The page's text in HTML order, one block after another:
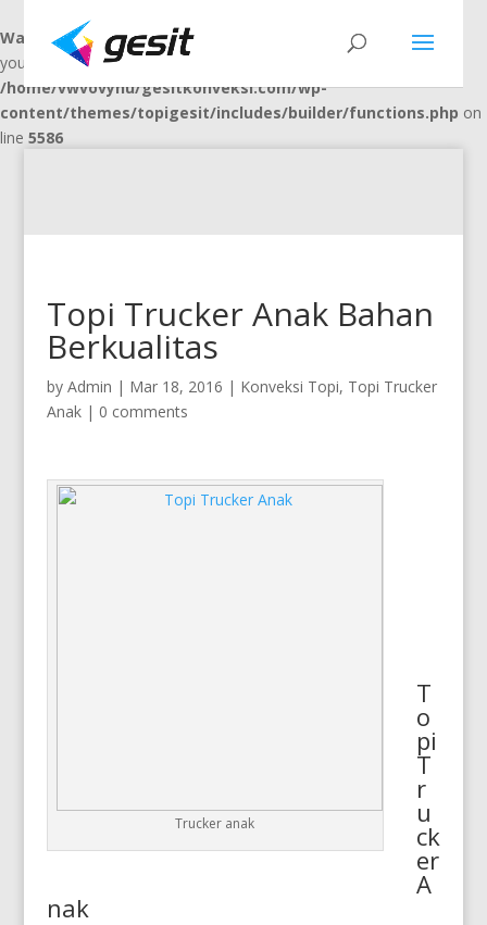
Warning: "continue" targeting switch is equivalent to "break". Did
you mean to use "continue 2"? in
/home/vwvovynu/gesitkonveksi.com/wp-
content/themes/topigesit/includes/builder/functions.php on
line 5586
Topi Trucker Anak Bahan
Berkualitas
by Admin | Mar 18, 2016 | Konveksi Topi, Topi Trucker
Anak| 0 comments
Trucker anak
T
o
pi
T
r
u
ck
er
A
nak